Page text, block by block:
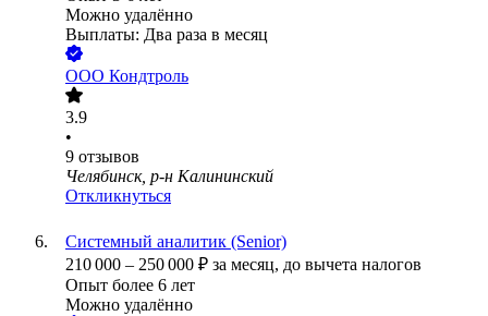
Можно удалённо
Выплаты: Два раза в месяц
ООО Кондтроль
3.9
•
9 отзывов
Челябинск, р-н Калининский
Откликнуться
Системный аналитик (Senior)
210 000 – 250 000 ₽ за месяц, до вычета налогов
Опыт более 6 лет
Можно удалённо